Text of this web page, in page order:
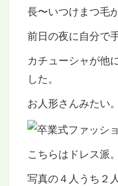
長〜いつけまつ毛
前日の夜に自分で
カチューシャが他
した。
お人形さんみたい。
こちらはドレス派。
写真の４人うち２